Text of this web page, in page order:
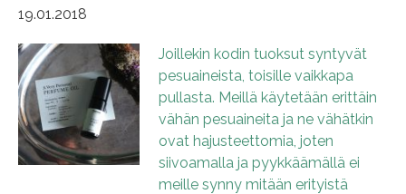
19.01.2018
Joillekin kodin tuoksut syntyvät
pesuaineista, toisille vaikkapa
pullasta. Meillä käytetään erittäin
vähän pesuaineita ja ne vähätkin
ovat hajusteettomia, joten
siivoamalla ja pyykkäämällä ei
meille synny mitään erityistä